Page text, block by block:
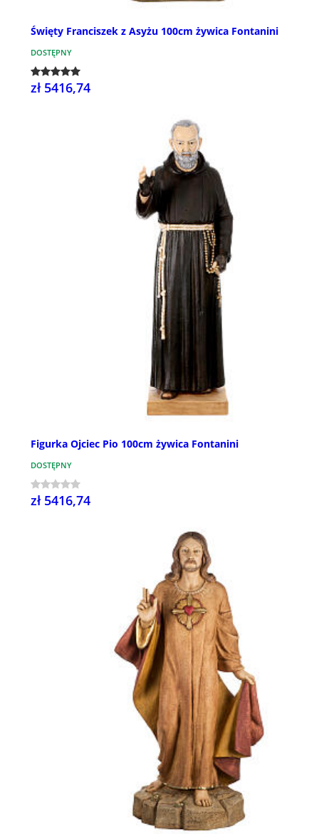
Święty Franciszek z Asyżu 100cm żywica Fontanini
DOSTĘPNY
zł 5416,74
Figurka Ojciec Pio 100cm żywica Fontanini
DOSTĘPNY
zł 5416,74